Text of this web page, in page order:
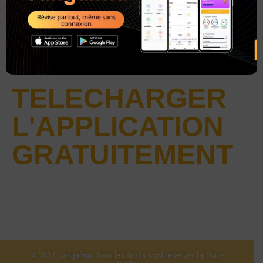
TELECHARGER
L'APPLICATION
GRATUITEMENT
© 2017, Jangalma. Tous les droits sont réservés by Buur-